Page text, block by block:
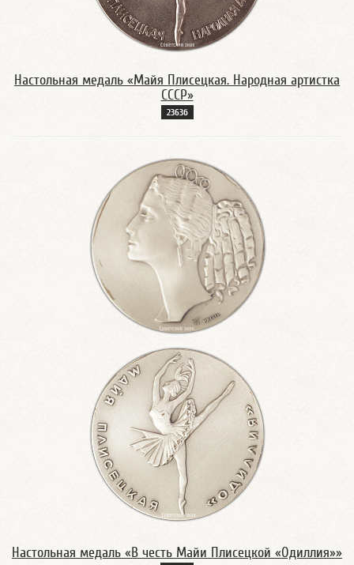
Настольная медаль «Майя Плисецкая. Народная артистка
СССР»
2363б
Настольная медаль «В честь Майи Плисецкой «Одиллия»»